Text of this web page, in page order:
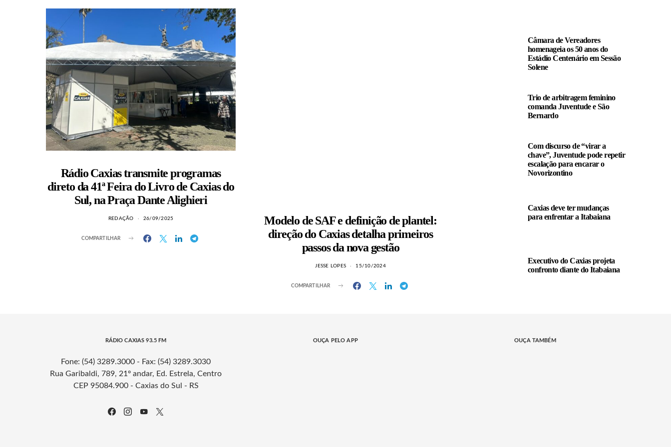
Rádio Caxias transmite programas
direto da 41ª Feira do Livro de Caxias do
Sul, na Praça Dante Alighieri
REDAÇÃO 26/09/2025
COMPARTILHAR
Modelo de SAF e definição de plantel:
direção do Caxias detalha primeiros
passos da nova gestão
JESSE LOPES 15/10/2024
COMPARTILHAR
Câmara de Vereadores
homenageia os 50 anos do
Estádio Centenário em Sessão
Solene
Trio de arbitragem feminino
comanda Juventude e São
Bernardo
Com discurso de “virar a
chave”, Juventude pode repetir
escalação para encarar o
Novorizontino
Caxias deve ter mudanças
para enfrentar a Itabaiana
Executivo do Caxias projeta
confronto diante do Itabaiana
RÁDIO CAXIAS 93.5 FM
Fone: (54) 3289.3000 - Fax: (54) 3289.3030
Rua Garibaldi, 789, 21º andar, Ed. Estrela, Centro
CEP 95084.900 - Caxias do Sul - RS
OUÇA PELO APP OUÇA TAMBÉM